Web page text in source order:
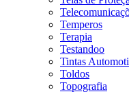
Temperos
Terapia
Testandoo
Tintas
Toldos
Topografia